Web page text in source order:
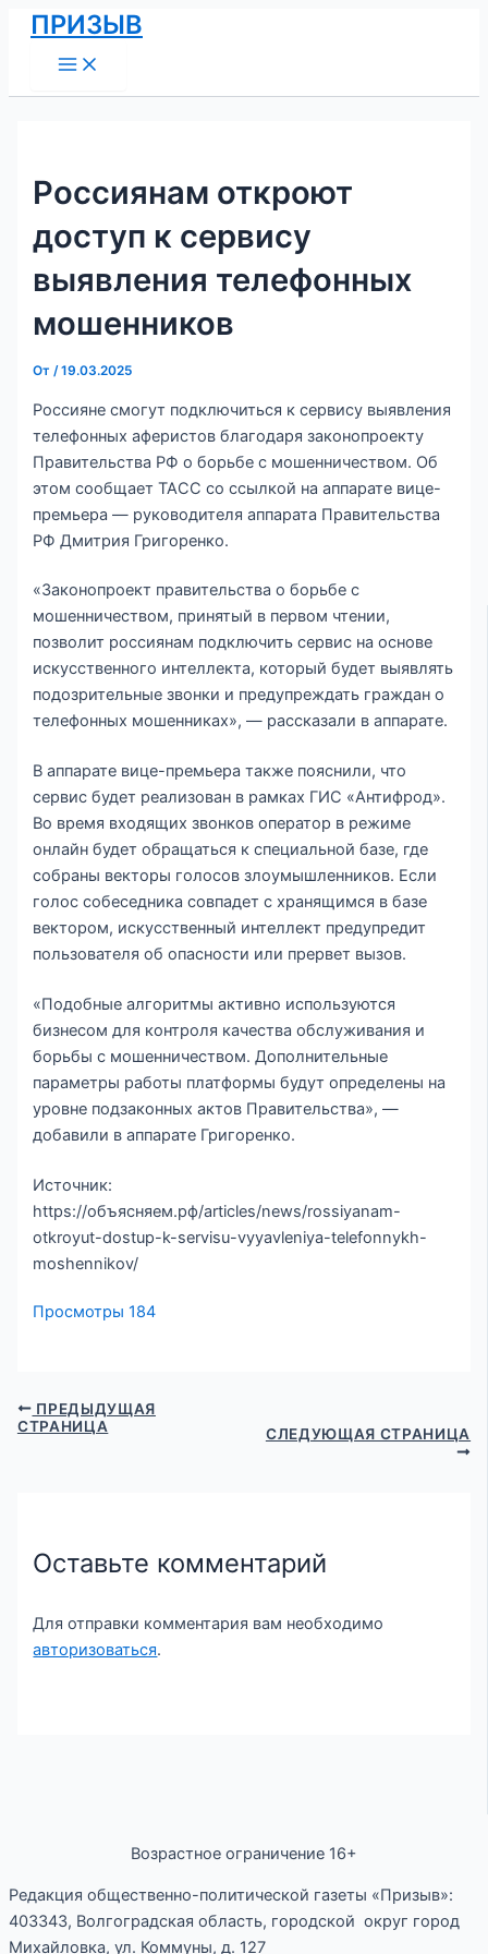
Перейти
содержимому
ПРИЗЫВ
Menu
Россиянам откроют
доступ к сервису
выявления телефонных
мошенников
От/19.03.2025
Россияне смогут подключиться к сервису выявления
телефонных аферистов благодаря законопроекту
Правительства РФ о борьбе с мошенничеством. Об
этом сообщает ТАСС со ссылкой на аппарате вице-
премьера — руководителя аппарата Правительства
РФ Дмитрия Григоренко.
«Законопроект правительства о борьбе с
мошенничеством, принятый в первом чтении,
позволит россиянам подключить сервис на основе
искусственного интеллекта, который будет выявлять
подозрительные звонки и предупреждать граждан о
телефонных мошенниках», — рассказали в аппарате.
В аппарате вице-премьера также пояснили, что
сервис будет реализован в рамках ГИС «Антифрод».
Во время входящих звонков оператор в режиме
онлайн будет обращаться к специальной базе, где
собраны векторы голосов злоумышленников. Если
голос собеседника совпадет с хранящимся в базе
вектором, искусственный интеллект предупредит
пользователя об опасности или прервет вызов.
«Подобные алгоритмы активно используются
бизнесом для контроля качества обслуживания и
борьбы с мошенничеством. Дополнительные
параметры работы платформы будут определены на
уровне подзаконных актов Правительства», —
добавили в аппарате Григоренко.
Источник:
https://объясняем.рф/articles/news/rossiyanam-
otkroyut-dostup-k-servisu-vyyavleniya-telefonnykh-
moshennikov/
Просмотры 184
Навигация
по
записям
ПРЕДЫДУЩАЯ
СТРАНИЦА
СЛЕДУЮЩАЯ СТРАНИЦА
Оставьте комментарий
Для отправки комментария вам необходимо
авторизоваться.
Возрастное ограничение 16+
Редакция общественно-политической газеты «Призыв»:
403343, Волгоградская область, городской округ город
Михайловка, ул. Коммуны, д. 127